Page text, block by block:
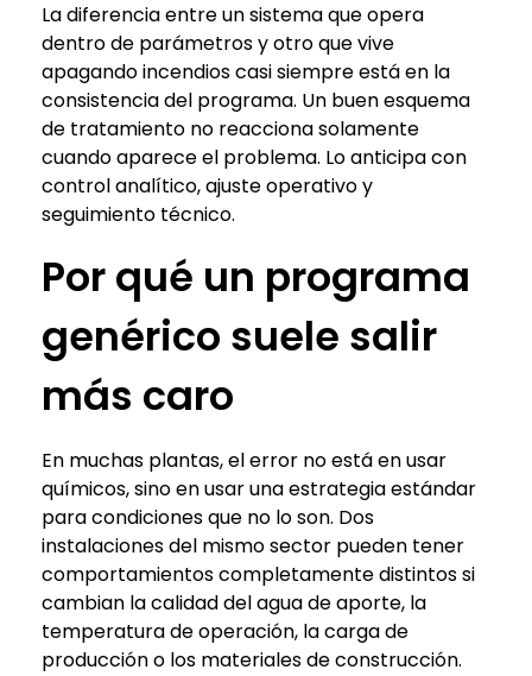
La diferencia entre un sistema que opera
dentro de parámetros y otro que vive
apagando incendios casi siempre está en la
consistencia del programa. Un buen esquema
de tratamiento no reacciona solamente
cuando aparece el problema. Lo anticipa con
control analítico, ajuste operativo y
seguimiento técnico.
Por qué un programa
genérico suele salir
más caro
En muchas plantas, el error no está en usar
químicos, sino en usar una estrategia estándar
para condiciones que no lo son. Dos
instalaciones del mismo sector pueden tener
comportamientos completamente distintos si
cambian la calidad del agua de aporte, la
temperatura de operación, la carga de
producción o los materiales de construcción.